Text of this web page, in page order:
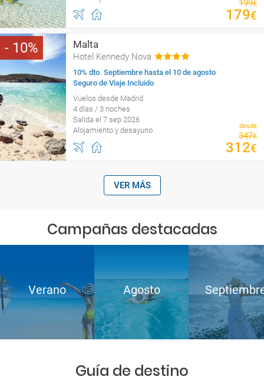
199€
179€
10 Malta
Hotel Kennedy Nova
10% dto. Septiembre hasta el 10 de agosto
Seguro de Viaje Incluido
Vuelos desde Madrid
4 días / 3 noches
Salida el 7 sep 2026
Alojamiento y desayuno
desde
347€
312€
VER MÁS
Campañas destacadas
Verano Agosto
Guía de destino